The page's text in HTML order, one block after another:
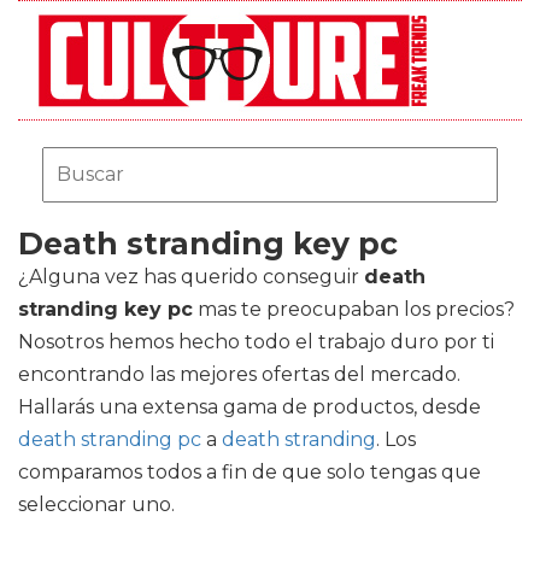
Death stranding key pc
¿Alguna vez has querido conseguir death
stranding key pc mas te preocupaban los precios?
Nosotros hemos hecho todo el trabajo duro por ti
encontrando las mejores ofertas del mercado.
Hallarás una extensa gama de productos, desde
death stranding pc a death stranding. Los
comparamos todos a fin de que solo tengas que
seleccionar uno.